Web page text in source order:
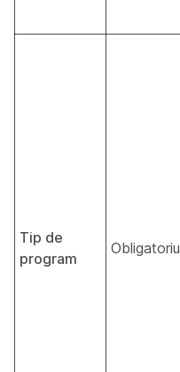
Tip de
program
Obligatoriu